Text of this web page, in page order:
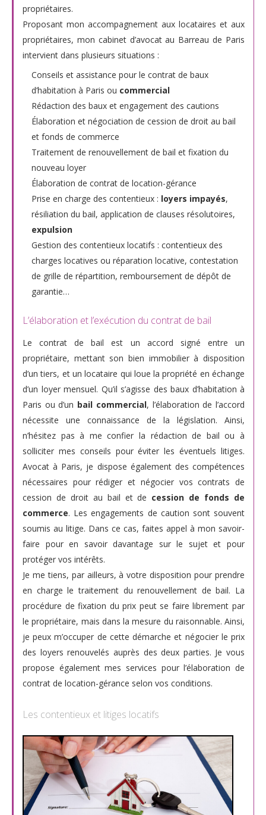
propriétaires.
Proposant mon accompagnement aux locataires et aux
propriétaires, mon cabinet d’avocat au Barreau de Paris
intervient dans plusieurs situations :
Conseils et assistance pour le contrat de baux
d’habitation à Paris ou commercial
Rédaction des baux et engagement des cautions
Élaboration et négociation de cession de droit au bail
et fonds de commerce
Traitement de renouvellement de bail et fixation du
nouveau loyer
Élaboration de contrat de location-gérance
Prise en charge des contentieux : loyers impayés,
résiliation du bail, application de clauses résolutoires,
expulsion
Gestion des contentieux locatifs : contentieux des
charges locatives ou réparation locative, contestation
de grille de répartition, remboursement de dépôt de
garantie…
L’élaboration et l’exécution du contrat de bail
Le contrat de bail est un accord signé entre un
propriétaire, mettant son bien immobilier à disposition
d’un tiers, et un locataire qui loue la propriété en échange
d’un loyer mensuel. Qu’il s’agisse des baux d’habitation à
Paris ou d’un bail commercial, l’élaboration de l’accord
nécessite une connaissance de la législation. Ainsi,
n’hésitez pas à me confier la rédaction de bail ou à
solliciter mes conseils pour éviter les éventuels litiges.
Avocat à Paris, je dispose également des compétences
nécessaires pour rédiger et négocier vos contrats de
cession de droit au bail et de cession de fonds de
commerce. Les engagements de caution sont souvent
soumis au litige. Dans ce cas, faites appel à mon savoir-
faire pour en savoir davantage sur le sujet et pour
protéger vos intérêts.
Je me tiens, par ailleurs, à votre disposition pour prendre
en charge le traitement du renouvellement de bail. La
procédure de fixation du prix peut se faire librement par
le propriétaire, mais dans la mesure du raisonnable. Ainsi,
je peux m’occuper de cette démarche et négocier le prix
des loyers renouvelés auprès des deux parties. Je vous
propose également mes services pour l’élaboration de
contrat de location-gérance selon vos conditions.
Les contentieux et litiges locatifs